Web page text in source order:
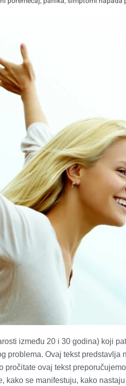
između 20 i 30 godina) koji
problema. Ovaj tekst predstavlja
pročitate ovaj tekst
kako se manifestuju, kako